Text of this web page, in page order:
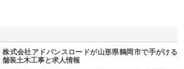
株式会社アドバンスロードが山形県鶴岡市で手がける
舗装土木工事と求人情報